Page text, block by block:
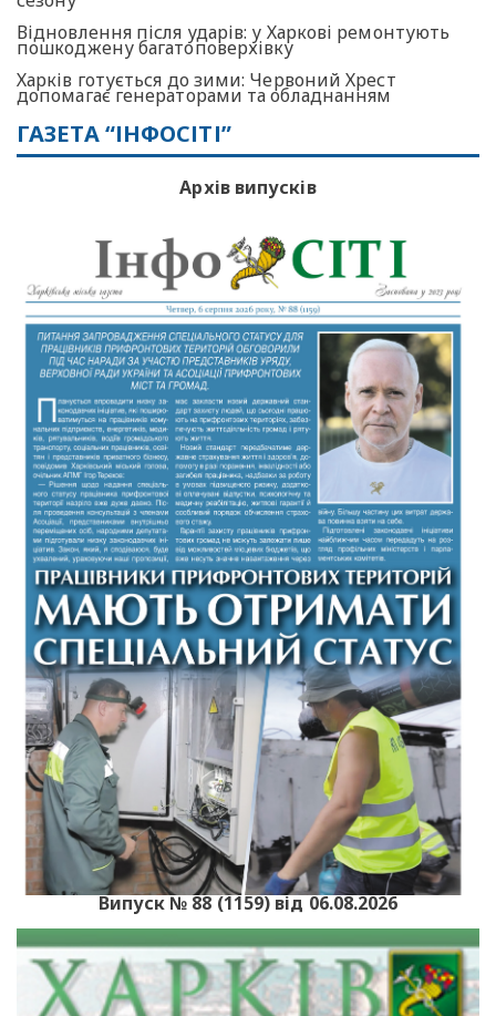
Відновлення після ударів: у Харкові ремонтують
пошкоджену багатоповерхівку
Харків готується до зими: Червоний Хрест
допомагає генераторами та обладнанням
ГАЗЕТА “ІНФОСІТІ”
Архів випусків
Випуск № 88 (1159) від 06.08.2026